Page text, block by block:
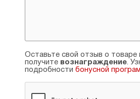
Оставьте свой отзыв о товаре
получите вознаграждение.
подробности бонусной
жадными людьми, собственного
познакомиться с этими